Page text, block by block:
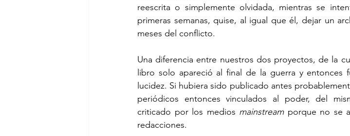
reescrita o simplemente olvidada, mientras se
primeras semanas, quise, al igual que él, dejar un
meses del conflicto.
Una diferencia entre nuestros dos proyectos, de la
libro solo apareció al final de la guerra y entonces
lucidez. Si hubiera sido publicado antes
periódicos entonces vinculados al poder, del
criticado por los medios mainstream porque no se
redacciones.